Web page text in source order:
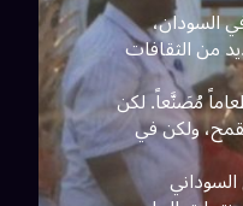
السودان،
من الثقافات
مُصَنَّعاً. لكن
ولكن في